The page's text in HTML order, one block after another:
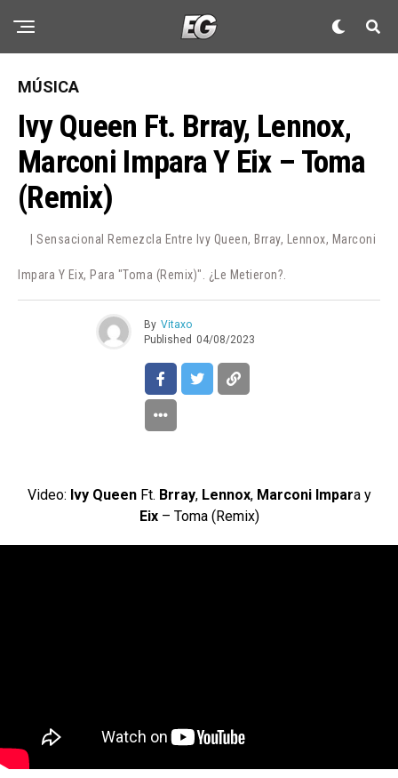
MÚSICA
Ivy Queen Ft. Brray, Lennox,
Marconi Impara Y Eix – Toma
(Remix)
| Sensacional Remezcla Entre Ivy Queen, Brray, Lennox, Marconi
Impara Y Eix, Para "Toma (Remix)". ¿Le Metieron?.
By Vitaxo
Published 04/08/2023
Video: Ivy QueenFt. Brray, Lennox, Marconi Impara y
Eix – Toma (Remix)